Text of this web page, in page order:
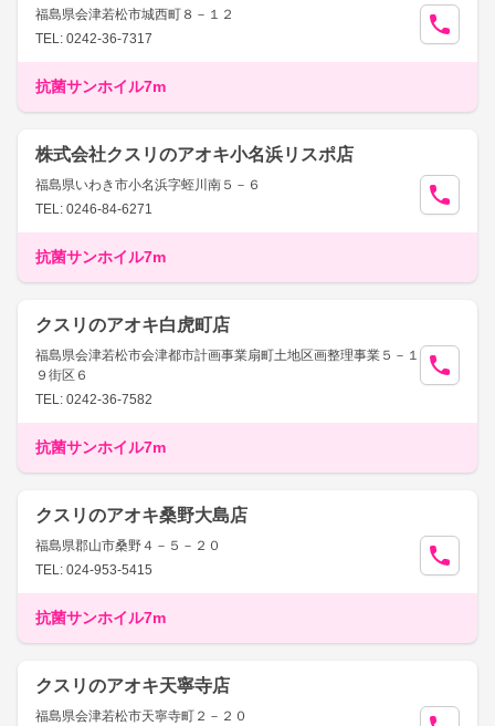
福島県会津若松市城西町８－１２
TEL: 0242-36-7317
抗菌サンホイル7m
株式会社クスリのアオキ小名浜リスポ店
福島県いわき市小名浜字蛭川南５－６
TEL: 0246-84-6271
抗菌サンホイル7m
クスリのアオキ白虎町店
福島県会津若松市会津都市計画事業扇町土地区画整理事業５－１
９街区６
TEL: 0242-36-7582
抗菌サンホイル7m
クスリのアオキ桑野大島店
福島県郡山市桑野４－５－２０
TEL: 024-953-5415
抗菌サンホイル7m
クスリのアオキ天寧寺店
福島県会津若松市天寧寺町２－２０